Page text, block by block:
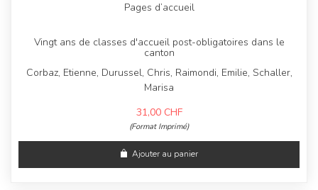
Pages d’accueil
Vingt ans de classes d'accueil post-obligatoires dans le
canton
Corbaz, Etienne, Durussel, Chris, Raimondi, Emilie, Schaller,
Marisa
31,00 CHF
(Format Imprimé)
Ajouter au panier